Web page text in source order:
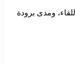
ومدى برودة